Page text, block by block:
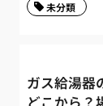
未分類
ガス給湯器
どこから？